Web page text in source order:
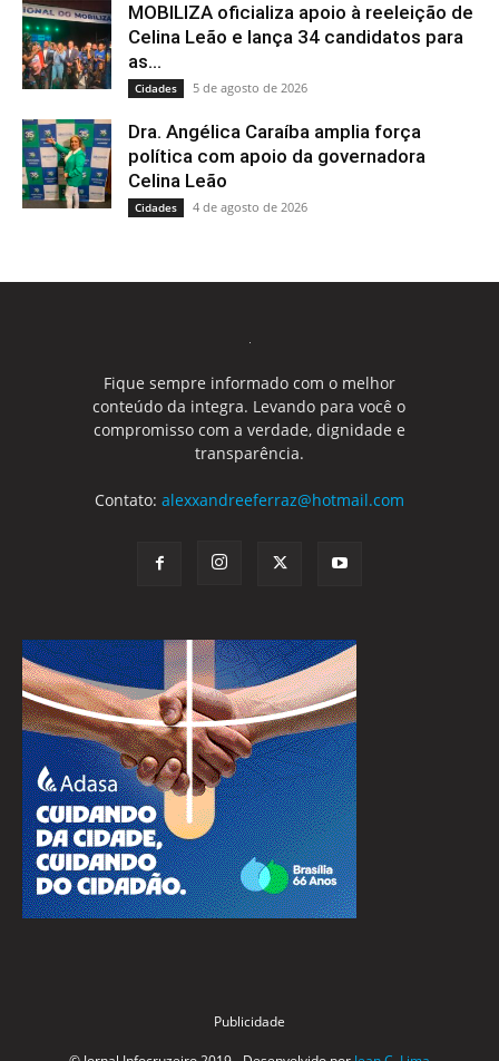
MOBILIZA oficializa apoio à reeleição de
Celina Leão e lança 34 candidatos para
as...
Cidades 5 de agosto de 2026
Dra. Angélica Caraíba amplia força
política com apoio da governadora
Celina Leão
Cidades 4 de agosto de 2026
Fique sempre informado com o melhor
conteúdo da integra. Levando para você o
compromisso com a verdade, dignidade e
transparência.
Contato: alexxandreeferraz@hotmail.com
Publicidade